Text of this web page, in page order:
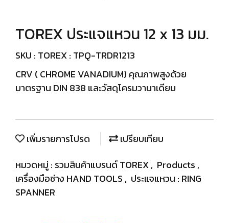
TOREX ประแจแหวน 12 x 13 มม.
SKU : TOREX : TPQ-TRDR1213
CRV ( CHROME VANADIUM) คุณภาพสูงด้วย
มาตรฐาน DIN 838 และวัสดุโครมวานาเดียม
เพิ่มรายการโปรด
เปรียบเทียบ
หมวดหมู่ : รวมสินค้าแบรนด์ TOREX, Products ,
เครื่องมือช่าง HAND TOOLS , ประแจแหวน : RING
SPANNER